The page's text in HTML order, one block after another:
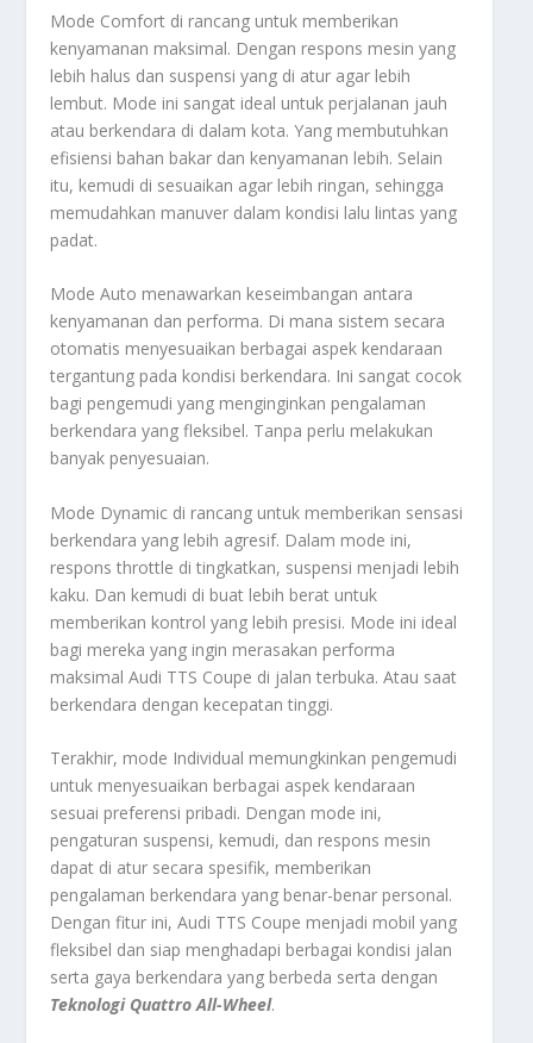
Mode Comfort di rancang untuk memberikan
kenyamanan maksimal. Dengan respons mesin yang
lebih halus dan suspensi yang di atur agar lebih
lembut. Mode ini sangat ideal untuk perjalanan jauh
atau berkendara di dalam kota. Yang membutuhkan
efisiensi bahan bakar dan kenyamanan lebih. Selain
itu, kemudi di sesuaikan agar lebih ringan, sehingga
memudahkan manuver dalam kondisi lalu lintas yang
padat.
Mode Auto menawarkan keseimbangan antara
kenyamanan dan performa. Di mana sistem secara
otomatis menyesuaikan berbagai aspek kendaraan
tergantung pada kondisi berkendara. Ini sangat cocok
bagi pengemudi yang menginginkan pengalaman
berkendara yang fleksibel. Tanpa perlu melakukan
banyak penyesuaian.
Mode Dynamic di rancang untuk memberikan sensasi
berkendara yang lebih agresif. Dalam mode ini,
respons throttle di tingkatkan, suspensi menjadi lebih
kaku. Dan kemudi di buat lebih berat untuk
memberikan kontrol yang lebih presisi. Mode ini ideal
bagi mereka yang ingin merasakan performa
maksimal Audi TTS Coupe di jalan terbuka. Atau saat
berkendara dengan kecepatan tinggi.
Terakhir, mode Individual memungkinkan pengemudi
untuk menyesuaikan berbagai aspek kendaraan
sesuai preferensi pribadi. Dengan mode ini,
pengaturan suspensi, kemudi, dan respons mesin
dapat di atur secara spesifik, memberikan
pengalaman berkendara yang benar-benar personal.
Dengan fitur ini, Audi TTS Coupe menjadi mobil yang
fleksibel dan siap menghadapi berbagai kondisi jalan
serta gaya berkendara yang berbeda serta dengan
Teknologi Quattro All-Wheel.